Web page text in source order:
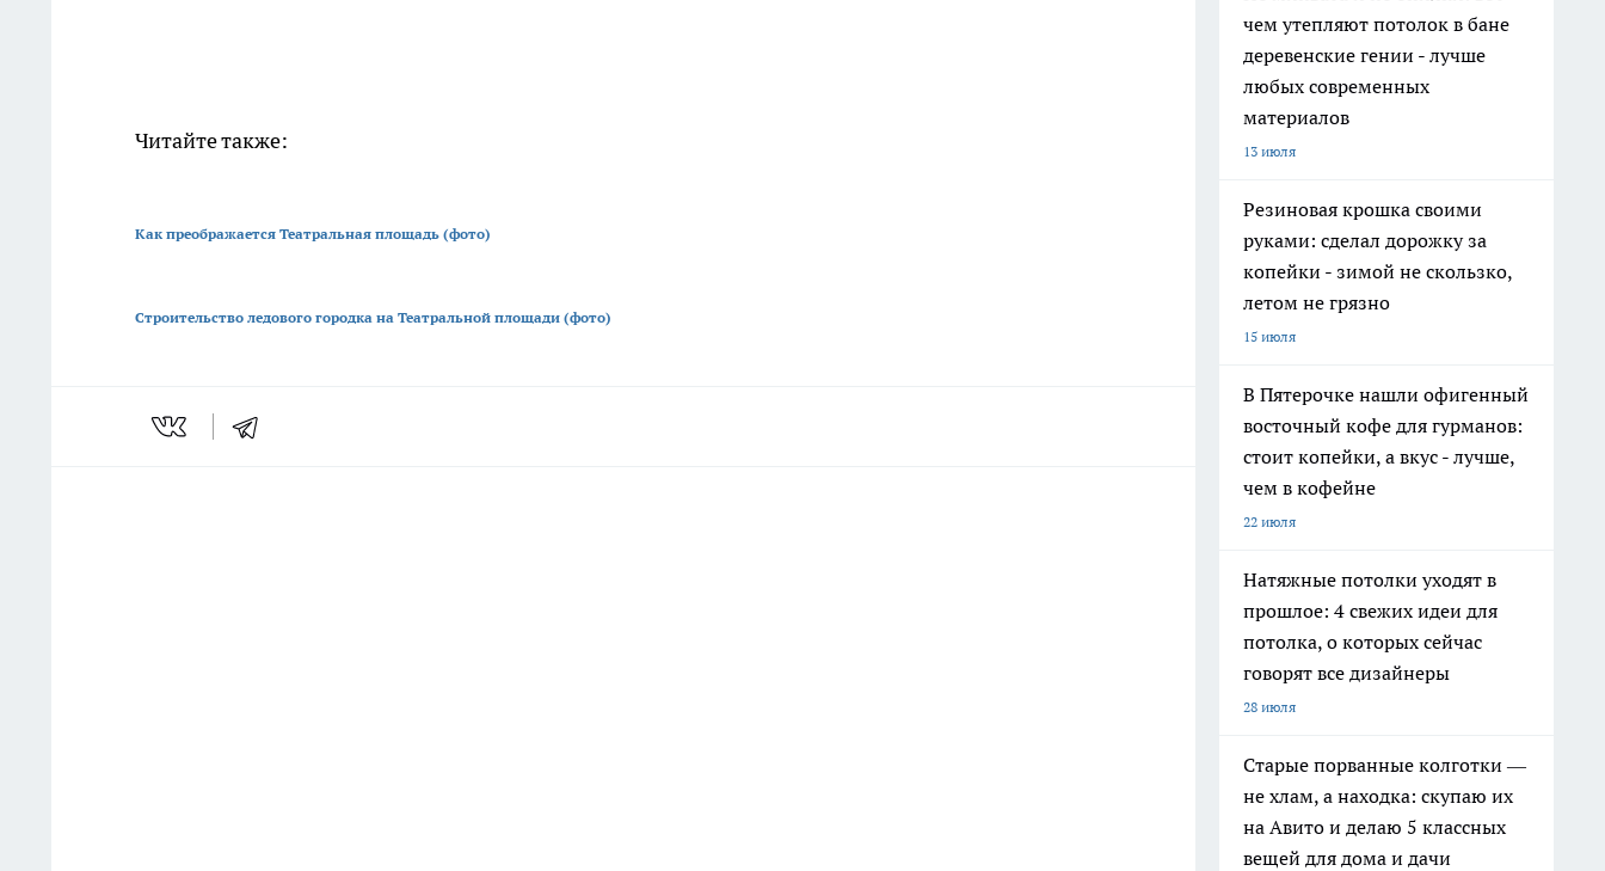
Читайте также:
Как преображается Театральная площадь (фото)
Строительство ледового городка на Театральной площади (фото)
чем утепляют потолок в бане
деревенские гении - лучше
любых современных
материалов
13 июля
Резиновая крошка своими
руками: сделал дорожку за
копейки - зимой не скользко,
летом не грязно
15 июля
В Пятерочке нашли офигенный
восточный кофе для гурманов:
стоит копейки, а вкус - лучше,
чем в кофейне
22 июля
Натяжные потолки уходят в
прошлое: 4 свежих идеи для
потолка, о которых сейчас
говорят все дизайнеры
28 июля
Старые порванные колготки —
не хлам, а находка: скупаю их
на Авито и делаю 5 классных
вещей для дома и дачи